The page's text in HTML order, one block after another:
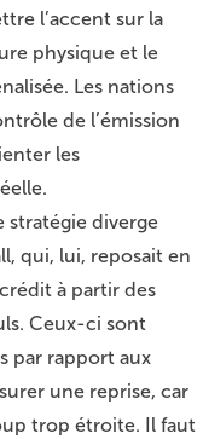
l’accent sur la
physique et le
Les nations
de l’émission
les
stratégie diverge
qui, lui, reposait en
à partir des
Ceux-ci sont
par rapport aux
une reprise, car
trop étroite. Il faut